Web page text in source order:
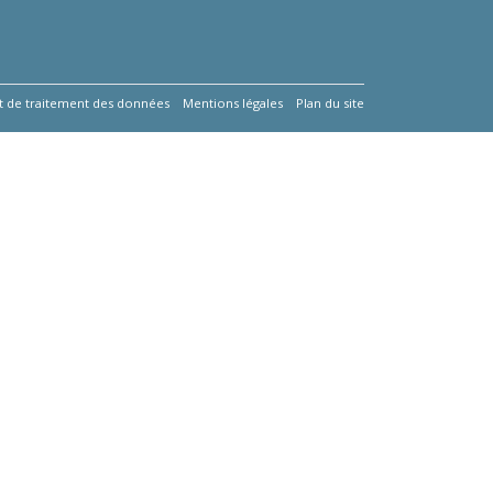
traitement des données Mentions légales Plan du site